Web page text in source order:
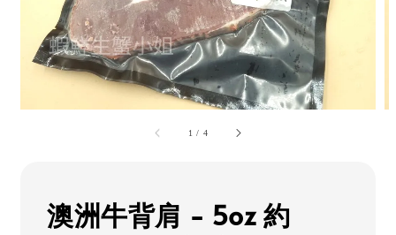
1 / 4
澳洲牛背肩 - 5oz 約